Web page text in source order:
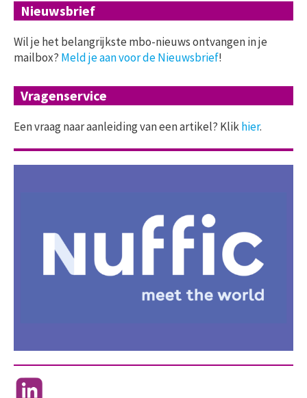
Nieuwsbrief
Wil je het belangrijkste mbo-nieuws ontvangen in je
mailbox? Meld je aan voor de Nieuwsbrief!
Vragenservice
Een vraag naar aanleiding van een artikel? Klikhier.